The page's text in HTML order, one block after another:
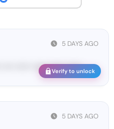
5 DAYS AGO
<#• ك•••• •••••• •••••• •••••
Verify to unlock
5 DAYS AGO